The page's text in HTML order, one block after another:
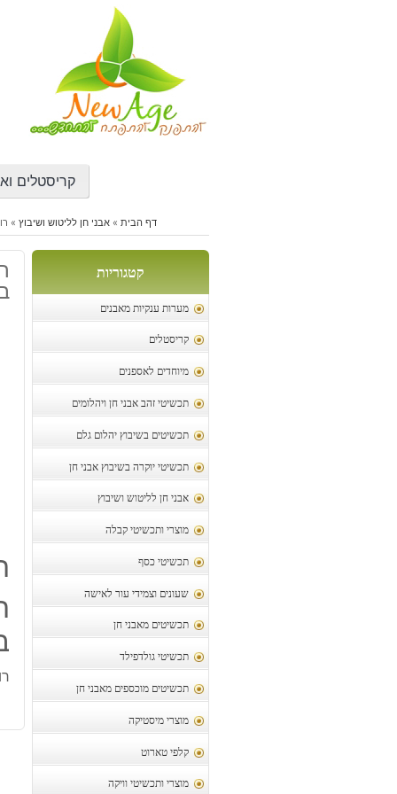
קריסטלים
דף הבית »אבני חן לליטוש ושיבוץ »
קטגוריות
מערות ענקיות מאבנים
קריסטלים
מיוחדים לאספנים
תכשיטי זהב אבני חן ויהלומים
תכשיטים בשיבוץ יהלום גלם
תכשיטי יוקרה בשיבוץ אבני חן
אבני חן לליטוש ושיבוץ
מוצרי ותכשיטי קבלה
תכשיטי כסף
שעונים וצמידי עור לאישה
תכשיטים מאבני חן
תכשיטי גולדפילד
תכשיטים מוכספים מאבני חן
מוצרי מיסטיקה
קלפי טארוט
מוצרי ותכשיטי וויקה